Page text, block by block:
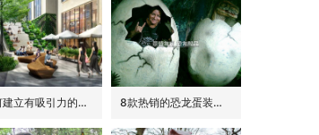
如何建立有吸引力的商场外围(恐龙或流行主题) 8款热销的恐龙蛋装饰(模型/雕塑)供参考